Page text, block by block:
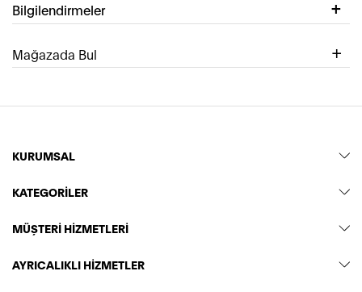
Bilgilendirmeler
Mağazada Bul
KURUMSAL
KATEGORİLER
MÜŞTERİ HİZMETLERİ
AYRICALIKLI HİZMETLER